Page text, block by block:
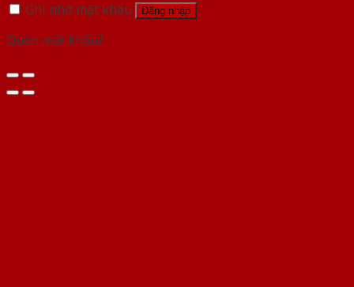
Ghi nhớ mật khẩu
Đăng nhập
Quên mật khẩu?